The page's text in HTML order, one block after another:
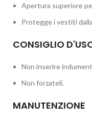
Apertura superiore
Protegge i vestiti
CONSIGLIO
Non inserire
Non forzateli.
MANUTENZIONE